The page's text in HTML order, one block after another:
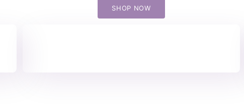
Tu cesta está vacía
SHOP NOW